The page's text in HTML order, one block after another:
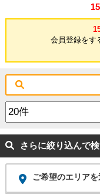
15
会員登録をす
さらに絞り込んで
ご希望のエリア